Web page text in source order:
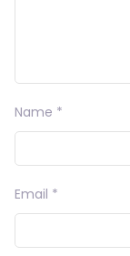
Name *
Email *